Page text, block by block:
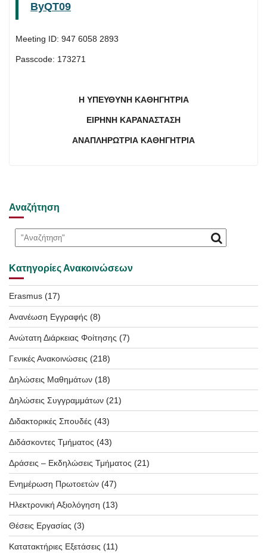
ByQT09
Meeting ID: 947 6058 2893
Passcode: 173271
HΥΠΕΥΘΥΝHΚΑΘΗΓΗΤΡΙΑ
ΕΙΡΗΝΗ ΚΑΡΑΝΑΣΤΑΣΗ
ΑΝΑΠΛΗΡΩΤΡΙΑ ΚΑΘΗΓΗΤΡΙΑ
Αναζήτηση
Κατηγορίες Ανακοινώσεων
Erasmus (17)
Ανανέωση Εγγραφής (8)
Ανώτατη Διάρκειας Φοίτησης (7)
Γενικές Ανακοινώσεις (218)
Δηλώσεις Μαθημάτων (18)
Δηλώσεις Συγγραμμάτων (21)
Διδακτορικές Σπουδές (43)
Διδάσκοντες Τμήματος (43)
Δράσεις – Εκδηλώσεις Τμήματος (21)
Ενημέρωση Πρωτοετών (47)
Ηλεκτρονική Αξιολόγηση (13)
Θέσεις Εργασίας (3)
Κατατακτήριες Εξετάσεις (11)